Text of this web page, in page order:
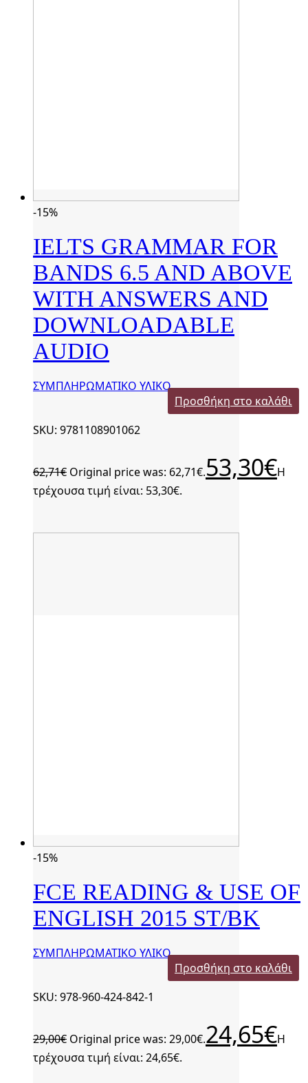
-15%
IELTS GRAMMAR FOR
BANDS 6.5 AND ABOVE
WITH ANSWERS AND
DOWNLOADABLE
AUDIO
ΣΥΜΠΛΗΡΩΜΑΤΙΚΟ ΥΛΙΚΟ
Προσθήκη στο καλάθι
SKU: 9781108901062
62,71€ Original price was: 62,71€.53,30€Η
τρέχουσα τιμή είναι: 53,30€.
-15%
FCE READING & USE OF
ENGLISH 2015 ST/BK
ΣΥΜΠΛΗΡΩΜΑΤΙΚΟ ΥΛΙΚΟ
Προσθήκη στο καλάθι
SKU: 978-960-424-842-1
29,00€ Original price was: 29,00€.24,65€Η
τρέχουσα τιμή είναι: 24,65€.